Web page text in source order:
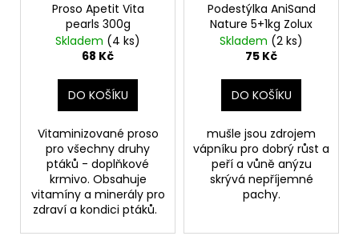
Proso Apetit Vita
pearls 300g
Skladem (4 ks)
68 Kč
DO KOŠÍKU
Vitaminizované proso
pro všechny druhy
ptáků - doplňkové
krmivo. Obsahuje
vitamíny a minerály pro
zdraví a kondici ptáků.
Podestýlka AniSand
Nature 5+1kg Zolux
Skladem (2 ks)
75 Kč
DO KOŠÍKU
mušle jsou zdrojem
vápníku pro dobrý růst a
peří a vůně anýzu
skrývá nepříjemné
pachy.